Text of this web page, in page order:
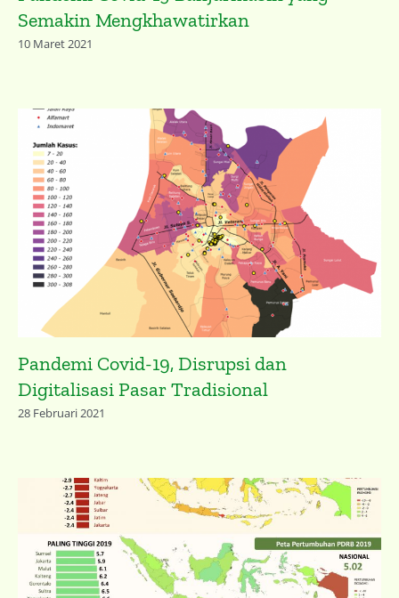
Semakin Mengkhawatirkan
10 Maret 2021
Pandemi Covid-19, Disrupsi dan
Digitalisasi Pasar Tradisional
28 Februari 2021